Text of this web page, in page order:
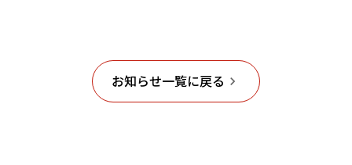
お知らせ一覧に戻る keyboard_arrow_right